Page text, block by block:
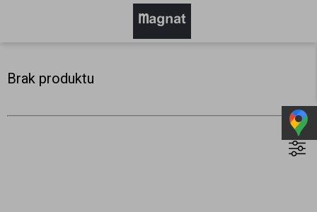
Brak produktu